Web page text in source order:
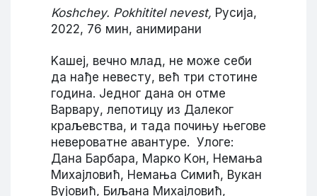
Koshchey. Pokhititel nevest, Русија,
2022, 76 мин, анимирани
Kашеј, вечно млад, не може себи
да нађе невесту, већ три стотине
година. Једног дана он отме
Варвару, лепотицу из Далеког
краљевства, и тада почињу његове
невероватне авантуре. Улоге:
Дана Барбара, Марко Kон, Немања
Михајловић, Немања Симић, Вукан
Вујовић, Биљана Михајловић,